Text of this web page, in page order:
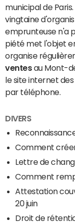
municipal de
vingtaine
emprunteuse n'a
piété met l'objet
organise
ventesau Mont-
le site internet
par téléphone.
DIVERS
Comment
Lettre de
Comment
Attestation
20 juin
Droit de